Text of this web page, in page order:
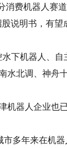
费机器人赛道
说明书，有望
下机器人、自
水北调、神舟
器人企业也
多年来在机器